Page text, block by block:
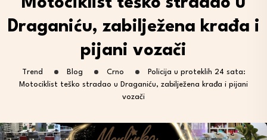
Draganiću, zabilježena krađa i
pijani vozači
Trend Blog Crno
Policija u proteklih 24 sata:
Motociklist teško stradao u Draganiću, zabilježena krađa i pijani
vozači